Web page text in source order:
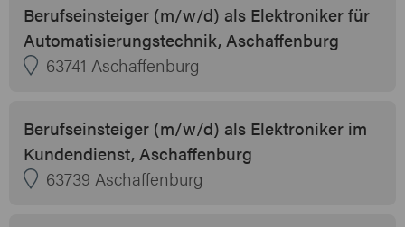
Berufseinsteiger (m/w/d) als Elektroniker für
Automatisierungstechnik, Aschaffenburg
63741 Aschaffenburg
Berufseinsteiger (m/w/d) als Elektroniker im
Kundendienst, Aschaffenburg
63739 Aschaffenburg